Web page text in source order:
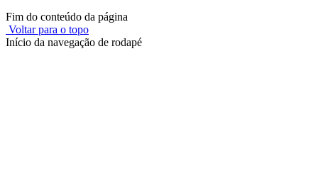
Fim do conteúdo da página
Voltar para o topo
Início da navegação de rodapé